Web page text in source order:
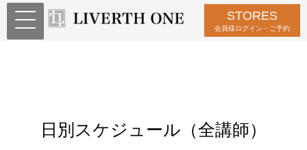
STORES
会員様ログイン・ご予約
日別スケジュール（全講師）